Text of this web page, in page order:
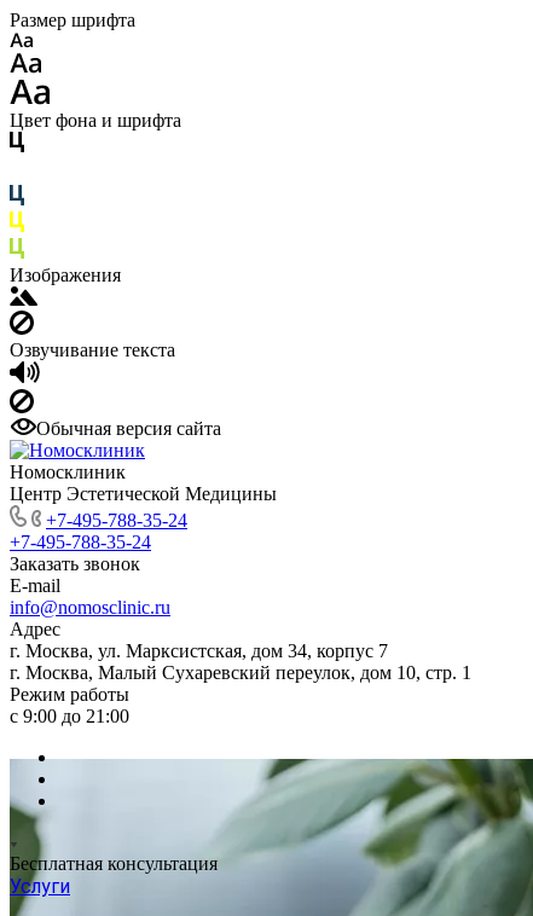
Размер шрифта
Цвет фона и шрифта
Изображения
Озвучивание текста
Обычная версия сайта
Номосклиник
Центр Эстетической Медицины
+7-495-788-35-24
+7-495-788-35-24
Заказать звонок
E-mail
info@nomosclinic.ru
Адрес
г. Москва, ул. Марксистская, дом 34, корпус 7
г. Москва, Малый Сухаревский переулок, дом 10, стр. 1
Режим работы
с 9:00 до 21:00
Бесплатная консультация
Услуги